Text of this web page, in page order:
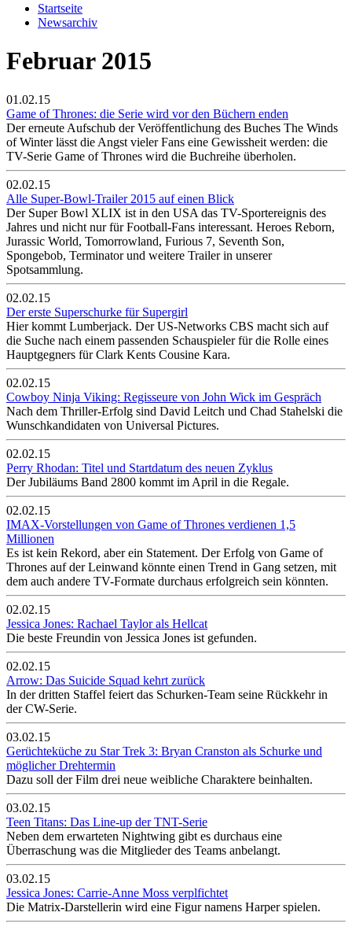
Startseite
Newsarchiv
Februar 2015
01.02.15
Game of Thrones: die Serie wird vor den Büchern enden
Der erneute Aufschub der Veröffentlichung des Buches The Winds
of Winter lässt die Angst vieler Fans eine Gewissheit werden: die
TV-Serie Game of Thrones wird die Buchreihe überholen.
02.02.15
Alle Super-Bowl-Trailer 2015 auf einen Blick
Der Super Bowl XLIX ist in den USA das TV-Sportereignis des
Jahres und nicht nur für Football-Fans interessant. Heroes Reborn,
Jurassic World, Tomorrowland, Furious 7, Seventh Son,
Spongebob, Terminator und weitere Trailer in unserer
Spotsammlung.
02.02.15
Der erste Superschurke für Supergirl
Hier kommt Lumberjack. Der US-Networks CBS macht sich auf
die Suche nach einem passenden Schauspieler für die Rolle eines
Hauptgegners für Clark Kents Cousine Kara.
02.02.15
Cowboy Ninja Viking: Regisseure von John Wick im Gespräch
Nach dem Thriller-Erfolg sind David Leitch und Chad Stahelski die
Wunschkandidaten von Universal Pictures.
02.02.15
Perry Rhodan: Titel und Startdatum des neuen Zyklus
Der Jubiläums Band 2800 kommt im April in die Regale.
02.02.15
IMAX-Vorstellungen von Game of Thrones verdienen 1,5
Millionen
Es ist kein Rekord, aber ein Statement. Der Erfolg von Game of
Thrones auf der Leinwand könnte einen Trend in Gang setzen, mit
dem auch andere TV-Formate durchaus erfolgreich sein könnten.
02.02.15
Jessica Jones: Rachael Taylor als Hellcat
Die beste Freundin von Jessica Jones ist gefunden.
02.02.15
Arrow: Das Suicide Squad kehrt zurück
In der dritten Staffel feiert das Schurken-Team seine Rückkehr in
der CW-Serie.
03.02.15
Gerüchteküche zu Star Trek 3: Bryan Cranston als Schurke und
möglicher Drehtermin
Dazu soll der Film drei neue weibliche Charaktere beinhalten.
03.02.15
Teen Titans: Das Line-up der TNT-Serie
Neben dem erwarteten Nightwing gibt es durchaus eine
Überraschung was die Mitglieder des Teams anbelangt.
03.02.15
Jessica Jones: Carrie-Anne Moss verplfichtet
Die Matrix-Darstellerin wird eine Figur namens Harper spielen.